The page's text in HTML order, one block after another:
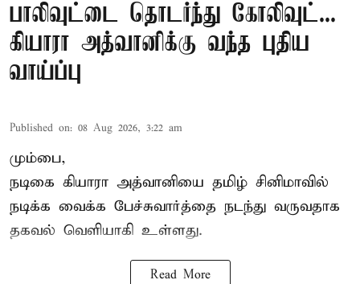
பாலிவுட்டை தொடர்ந்து கோலிவுட்...
கியாரா அத்வானிக்கு வந்த புதிய
வாய்ப்பு
Published on: 08 Aug 2026, 3:22 am
மும்பை,
நடிகை கியாரா அத்வானியை தமிழ் சினிமாவில்
நடிக்க வைக்க பேச்சுவார்த்தை நடந்து வருவதாக
தகவல் வெளியாகி உள்ளது.
Read More